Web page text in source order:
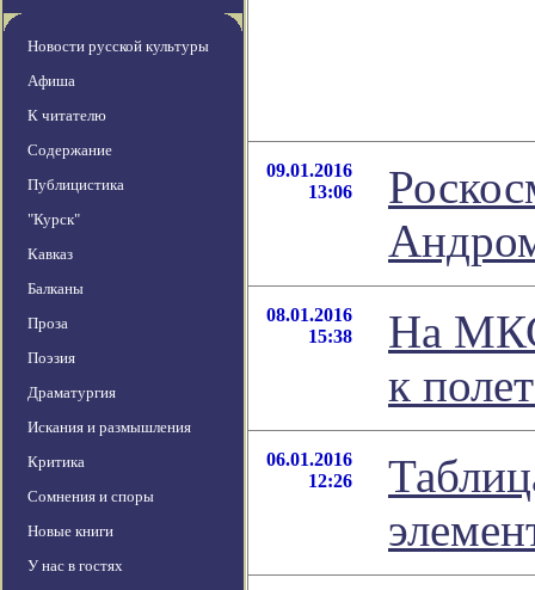
Новости русской культуры
Афиша
К читателю
Содержание
Публицистика
"Курск"
Кавказ
Балканы
Проза
Поэзия
Драматургия
Искания и размышления
Критика
Сомнения и споры
Новые книги
У нас в гостях
09.01.2016
13:06
08.01.2016
15:38
На МКС
к
06.01.2016
12:26